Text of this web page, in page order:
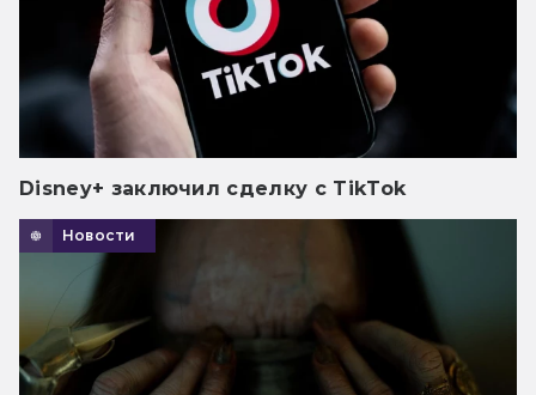
Disney+ заключил сделку с TikTok
Новости